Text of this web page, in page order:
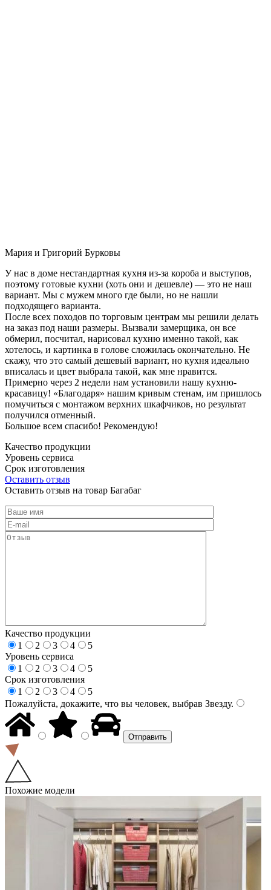
Мария и Григорий Бурковы
У нас в доме нестандартная кухня из-за короба и выступов,
поэтому готовые кухни (хоть они и дешевле) — это не наш
вариант. Мы с мужем много где были, но не нашли
подходящего варианта.
После всех походов по торговым центрам мы решили делать
на заказ под наши размеры. Вызвали замерщика, он все
обмерил, посчитал, нарисовал кухню именно такой, как
хотелось, и картинка в голове сложилась окончательно. Не
скажу, что это самый дешевый вариант, но кухня идеально
вписалась и цвет выбрала такой, как мне нравится.
Примерно через 2 недели нам установили нашу кухню-
красавицу! «Благодаря» нашим кривым стенам, им пришлось
помучиться с монтажом верхних шкафчиков, но результат
получился отменный.
Большое всем спасибо! Рекомендую!
Качество продукции
Уровень сервиса
Срок изготовления
Оставить отзыв
Оставить отзыв на товар Багабаг
Качество продукции
1
2 3 4
5
Уровень сервиса
1
2 3 4
5
Срок изготовления
1
2 3 4
5
Пожалуйста, докажите, что вы человек, выбрав Звезду.
Похожие модели